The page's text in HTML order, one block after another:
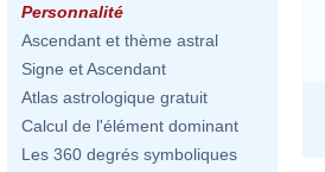
Personnalité
Ascendant et thème astral
Signe et Ascendant
Atlas astrologique gratuit
Calcul de l'élément dominant
Les 360 degrés symboliques